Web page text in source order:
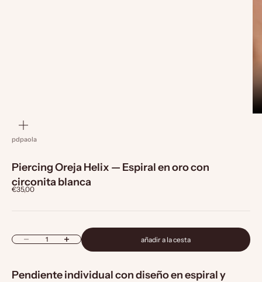
pdpaola
Piercing Oreja Helix — Espiral en oro con
circonita blanca
Precio de oferta
€35,00
Reducir cantidadAumentar cantidad añadir a la cesta
Pendiente individual con diseño en espiral y